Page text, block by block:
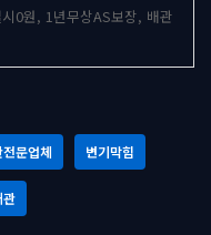
0원, 1년무상AS보장, 배관
문업체 변기막힘
관